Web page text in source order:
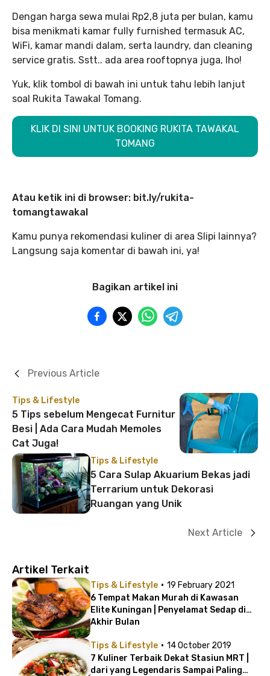
Dengan harga sewa mulai Rp2,8 juta per bulan, kamu
bisa menikmati kamar fully furnished termasuk AC,
WiFi, kamar mandi dalam, serta laundry, dan cleaning
service gratis. Sstt.. ada area rooftopnya juga, lho!
Yuk, klik tombol di bawah ini untuk tahu lebih lanjut
soal Rukita Tawakal Tomang.
KLIK DI SINI UNTUK BOOKING RUKITA TAWAKAL
TOMANG
Atau ketik ini di browser: bit.ly/rukita-
tomangtawakal
Kamu punya rekomendasi kuliner di area Slipi lainnya?
Langsung saja komentar di bawah ini, ya!
Bagikan artikel ini
Tips & Lifestyle
5 Tips sebelum Mengecat Furnitur
Besi | Ada Cara Mudah Memoles
Cat Juga!
Previous Article
Tips & Lifestyle
5 Cara Sulap Akuarium Bekas jadi
Terrarium untuk Dekorasi
Ruangan yang Unik
Next Article
Artikel Terkait
Tips & Lifestyle · 19 February 2021
6 Tempat Makan Murah di Kawasan
Elite Kuningan | Penyelamat Sedap di
Akhir Bulan
Tips & Lifestyle · 14 October 2019
7 Kuliner Terbaik Dekat Stasiun MRT |
dari yang Legendaris Sampai Paling